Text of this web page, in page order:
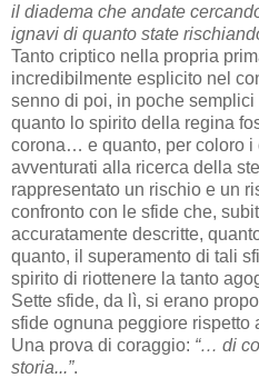
il diadema che andate
ignavi di quanto state
Tanto criptico nella propria
incredibilmente esplicito nel
senno di poi, in poche
quanto lo spirito della regina
corona… e quanto, per coloro i
avventurati alla ricerca della
rappresentato un rischio e un
confronto con le sfide che,
accuratamente descritte,
quanto, il superamento di tali
spirito di riottenere la tanto
Sette sfide, da lì, si erano
sfide ognuna peggiore rispetto
Una prova di coraggio: “… di
storia...”.